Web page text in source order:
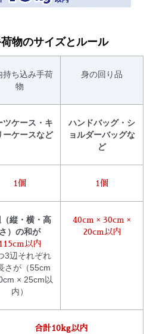
物のサイズとルール
持ち込み手荷
物
身の回り品
ツケース・キ
ーケースなど
ハンドバッグ・シ
ョルダーバッグな
ど
1個 1個
縦・横・高
さ）の和が
115cm以内
3辺それぞれ
さが（55cm
× 25cm以
内）
40cm × 30cm ×
20cm以内
合計10kg以内